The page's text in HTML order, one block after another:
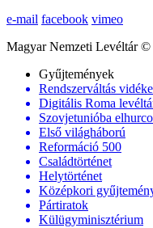
e-mail facebook vimeo
Magyar Nemzeti Levéltár
Gyűjtemények
Rendszerváltás
Digitális Roma
Szovjetunióba
Első világháború
Reformáció 500
Családtörténet
Helytörténet
Középkori
Pártiratok
Külügyminisztérium